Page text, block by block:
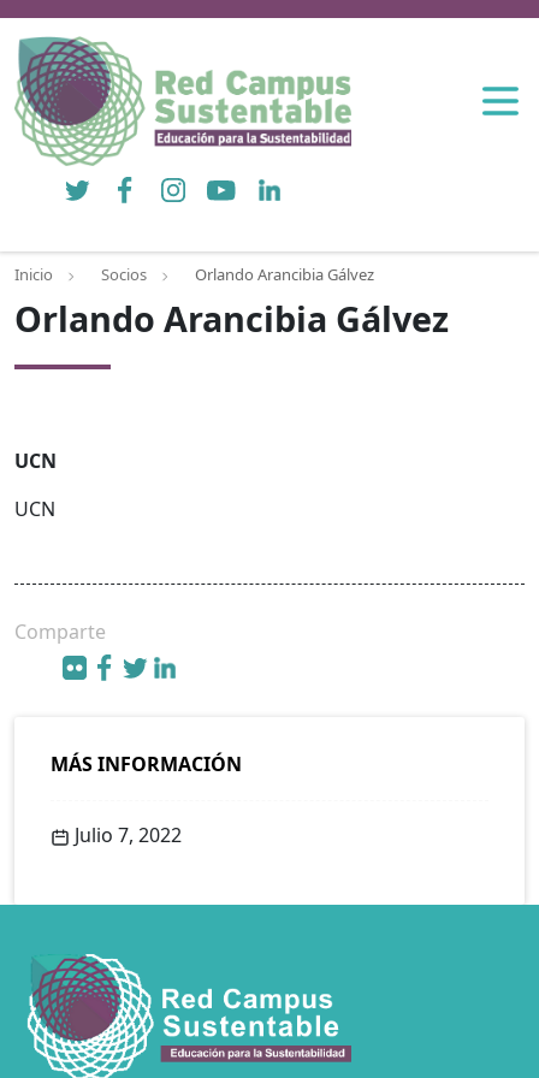
Twitter FacebookInstagramYouTubeLinkedIn
Inicio Socios Orlando Arancibia Gálvez
Orlando Arancibia Gálvez
UCN
UCN
Comparte
MÁS INFORMACIÓN
Julio 7, 2022